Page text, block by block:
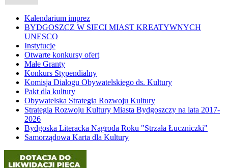
Kalendarium imprez
BYDGOSZCZ W SIECI MIAST KREATYWNYCH
UNESCO
Instytucje
Otwarte konkursy ofert
Małe Granty
Konkurs Stypendialny
Komisja Dialogu Obywatelskiego ds. Kultury
Pakt dla kultury
Obywatelska Strategia Rozwoju Kultury
Strategia Rozwoju Kultury Miasta Bydgoszczy na lata 2017-
2026
Bydgoska Literacka Nagroda Roku "Strzała Łuczniczki"
Samorządowa Karta dla Kultury